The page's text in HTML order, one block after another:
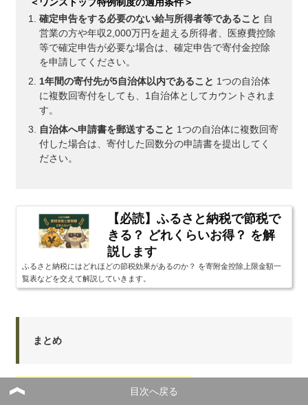
確定申告をする必要のない給与所得者等であること 自
営業の方や年収2,000万円を超える所得者、医療費控除
等で確定申告が必要な場合は、確定申告で寄付金控除
を申請してください。
1年間の寄付先が5自治体以内であること 1つの自治体
に複数回寄付をしても、1自治体としてカウントされま
す。
自治体へ申請書を郵送すること 1つの自治体に複数回寄
付した場合は、寄付した回数分の申請書を提出してく
ださい。
【必読】ふるさと納税で節税で
きる？ どれくらいお得？ を解
説します
ふるさと納税にはどれほどの節税効果があるのか？ を寄附金控除上限金額一
覧表などを交えて解説していきます。
まとめ
目次へ戻る